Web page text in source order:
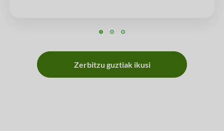
Zerbitzu guztiak ikusi